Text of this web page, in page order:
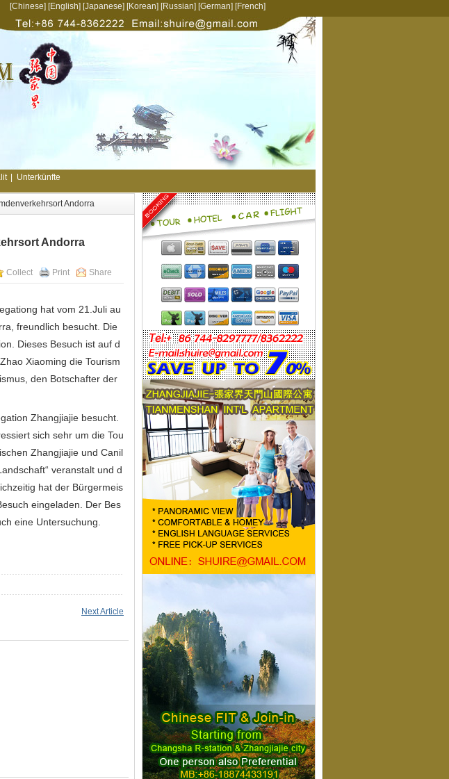
[Chinese] [English] [Japanese] [Korean] [Russian] [German] [French]
Unterkünfte
Andorra
Andorra
Collect Print Share
hat vom 21.Juli au
freundlich besucht. Die
Dieses Besuch ist auf d
Xiaoming die Tourism
den Botschafter der
Zhangjiajie besucht.
sich sehr um die Tou
Zhangjiajie und Canil
veranstalt und d
hat der Bürgermeis
eingeladen. Der Bes
eine Untersuchung.
Next Article